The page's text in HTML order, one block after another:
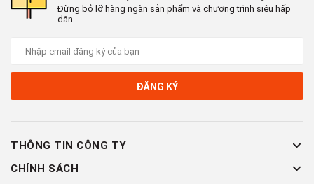
Đừng bỏ lỡ hàng ngàn sản phẩm và chương trình siêu hấp
dẫn
ĐĂNG KÝ
THÔNG TIN CÔNG TY
CHÍNH SÁCH